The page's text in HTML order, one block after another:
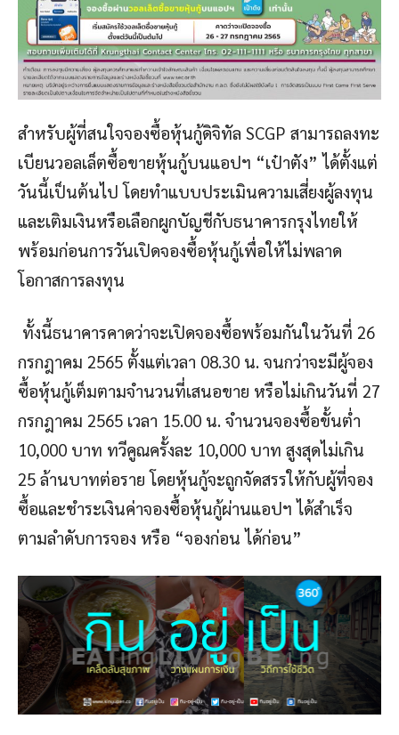
สำหรับผู้ที่สนใจจองซื้อหุ้นกู้ดิจิทัล SCGP สามารถลงทะ
เบียนวอลเล็ตซื้อขายหุ้นกู้บนแอปฯ “เป๋าตัง” ได้ตั้งแต่
วันนี้เป็นต้นไป โดยทำแบบประเมินความเสี่ยงผู้ลงทุน
และเติมเงินหรือเลือกผูกบัญชีกับธนาคารกรุงไทยให้
พร้อมก่อนการวันเปิดจองซื้อหุ้นกู้เพื่อให้ไม่พลาด
โอกาสการลงทุน
ทั้งนี้ธนาคารคาดว่าจะเปิดจองซื้อพร้อมกันในวันที่ 26
กรกฎาคม 2565 ตั้งแต่เวลา 08.30 น. จนกว่าจะมีผู้จอง
ซื้อหุ้นกู้เต็มตามจำนวนที่เสนอขาย หรือไม่เกินวันที่ 27
กรกฎาคม 2565 เวลา 15.00 น. จำนวนจองซื้อขั้นต่ำ
10,000 บาท ทวีคูณครั้งละ 10,000 บาท สูงสุดไม่เกิน
25 ล้านบาทต่อราย โดยหุ้นกู้จะถูกจัดสรรให้กับผู้ที่จอง
ซื้อและชำระเงินค่าจองซื้อหุ้นกู้ผ่านแอปฯ ได้สำเร็จ
ตามลำดับการจอง หรือ “จองก่อน ได้ก่อน”